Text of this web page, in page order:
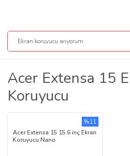
Acer Extensa 15
Koruyucu
Acer Extensa 15 15.6 inç Ekran
Koruyucu Nano
%11